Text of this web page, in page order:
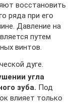
восстановить
ряда при его
Давление на
путем
винтов.
дуге.
угла
зуба. Под
влияет только